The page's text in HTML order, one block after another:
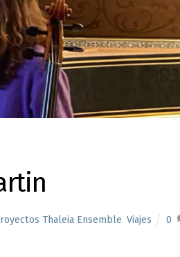
Thaleia Ensemble ,Viajes 0